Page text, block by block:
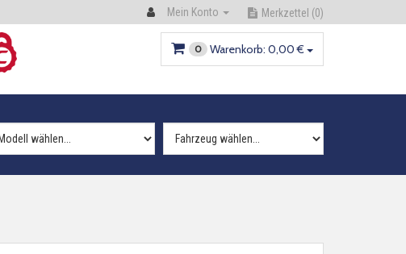
Mein Konto Merkzettel (0)
0 Warenkorb: 0,00 €